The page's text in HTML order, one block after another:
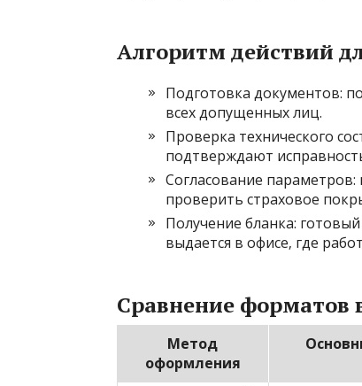
Алгоритм действий
Подготовка документов:
всех допущенных лиц.
Проверка технического
подтверждают
Согласование параметров:
проверить страховое
Получение бланка:
выдается в офисе‚ где
Сравнение форматов
Метод
оформления